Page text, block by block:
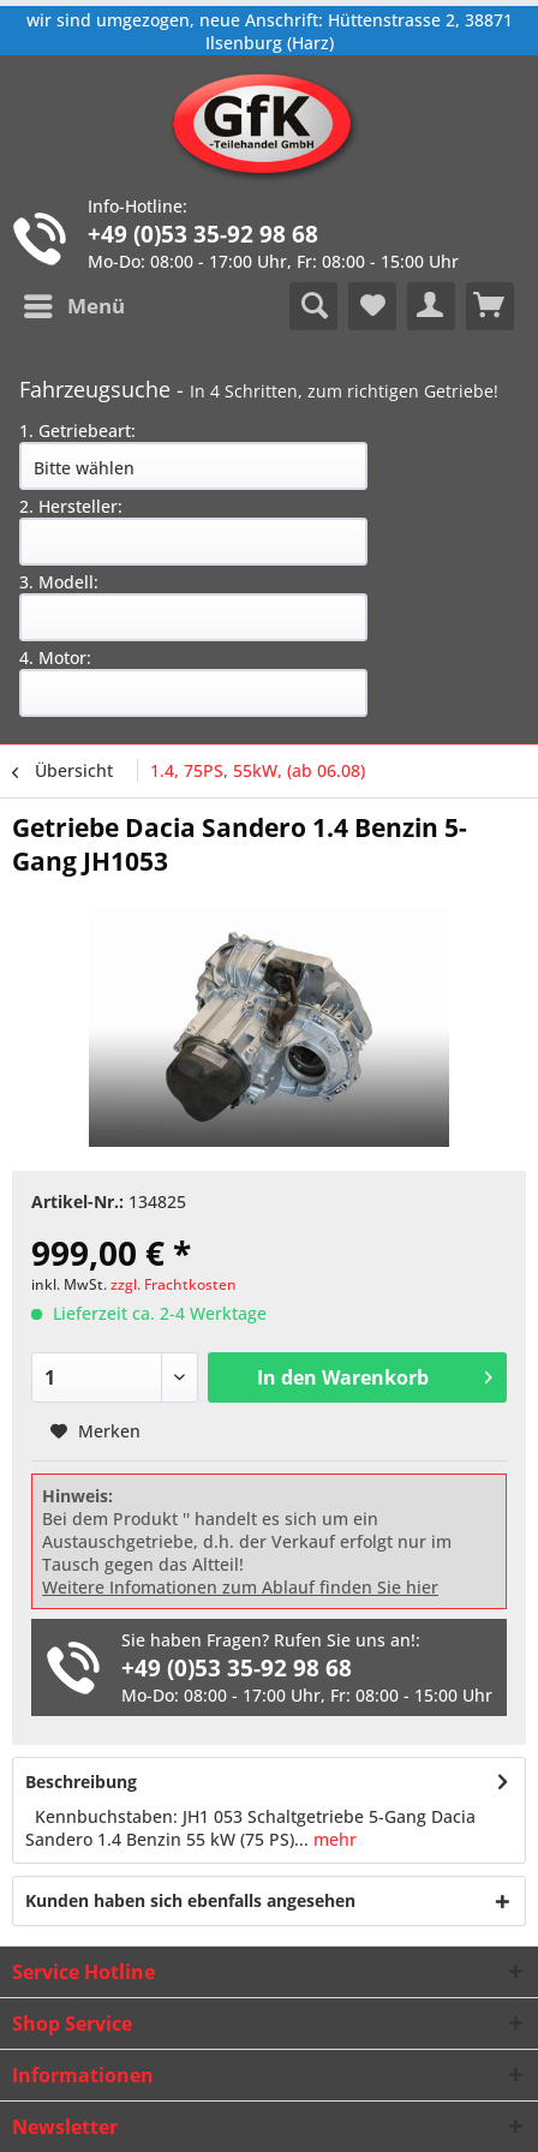
wir sind umgezogen, neue Anschrift: Hüttenstrasse 2, 38871
Ilsenburg (Harz)
Info-Hotline:
+49 (0)53 35-92 98 68
Mo-Do: 08:00 - 17:00 Uhr, Fr: 08:00 - 15:00 Uhr
Menü
Fahrzeugsuche - In 4 Schritten, zum richtigen Getriebe!
1. Getriebeart:
2. Hersteller:
3. Modell:
4. Motor:
Übersicht 1.4, 75PS, 55kW, (ab 06.08)
Getriebe Dacia Sandero 1.4 Benzin 5-
Gang JH1053
Artikel-Nr.: 134825
999,00 € *
inkl. MwSt.zzgl. Frachtkosten
Lieferzeit ca. 2-4 Werktage
In den Warenkorb
Merken
Hinweis:
Bei dem Produkt '' handelt es sich um ein
Austauschgetriebe, d.h. der Verkauf erfolgt nur im
Tausch gegen das Altteil!
Weitere Infomationen zum Ablauf finden Sie hier
Sie haben Fragen? Rufen Sie uns an!:
+49 (0)53 35-92 98 68
Mo-Do: 08:00 - 17:00 Uhr, Fr: 08:00 - 15:00 Uhr
Beschreibung
Kennbuchstaben: JH1 053 Schaltgetriebe 5-Gang Dacia
Sandero 1.4 Benzin 55 kW (75 PS)... mehr
Kunden haben sich ebenfalls angesehen
Service Hotline
Shop Service
Informationen
Newsletter